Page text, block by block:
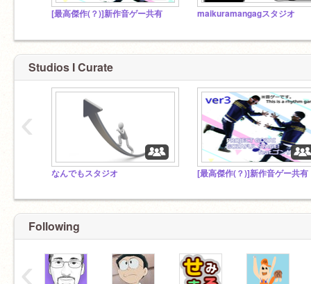
[最高傑作(？)]新作音ゲー共有 maikuramangagスタジオ
Studios I Curate
なんでもスタジオ [最高傑作(？)]新作音ゲー共有
‹
Following
‹